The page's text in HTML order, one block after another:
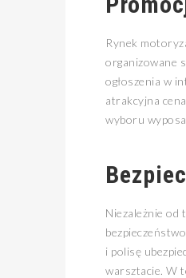
Rynek
organizowane
ogłoszenia w
atrakcyjna
wyboru
Niezależnie od
i polisę
warsztacie. W